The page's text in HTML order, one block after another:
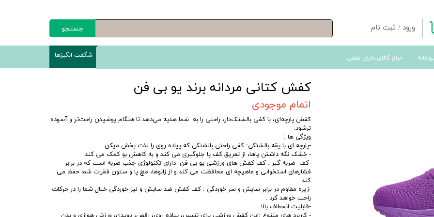
ورود / ثبت نام
تغییر گذر واژه
جستجو
حراج کالای دارای نقص شگفت انگیزها
کفش کتانی مردانه برند یو بی فن
اتمام موجودی
کفش پارچه‌ای، با کفی بالشتک‌دار، راحتی را به شما هدیه می‌دهد تا هنگام پوشیدن راحت‌تر و آسوده
ترشود.
ویژگی ها :
-پارچه ای با یقه بالشتکی: کفی راحتی بالشتکی که پیاده روی را لذت بخش میکن
- خشک نگه داشتن پاها، از تعریق کف پا جلوگیری می کند و به کاهش بو کمک می کند.
-کف ضربه گیر : کف کفش های ورزشی یو بی فن دارای تکنولوژی جذب ضربه است که در برابر
فشارهای استخوانی و ماهیچه ای محافظت می کند و از زانوها، مچ پا و ستون فقرات شما حفظ می
کند.
-زیره مقاوم در برابر سایش و سر خوردگی : کف کفش ضد سایش و لیز خوردگی خیال شما را در حرکات
راحت خواهد کرد .
-قابلیت انعطاف بالا